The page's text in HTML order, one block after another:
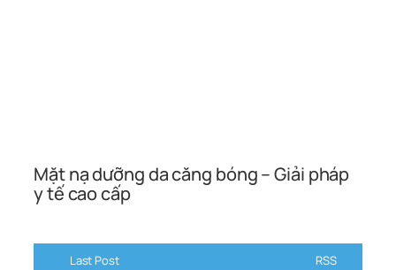
Mặt nạ dưỡng da căng bóng – Giải pháp
y tế cao cấp
Last Post RSS